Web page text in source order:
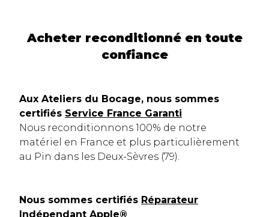
Acheter reconditionné en toute
confiance
Aux Ateliers du Bocage, nous sommes
certifiés Service France Garanti
Nous reconditionnons 100% de notre
matériel en France et plus particulièrement
au Pin dans les Deux-Sèvres (79).
Nous sommes certifiés Réparateur
Indépendant Apple®